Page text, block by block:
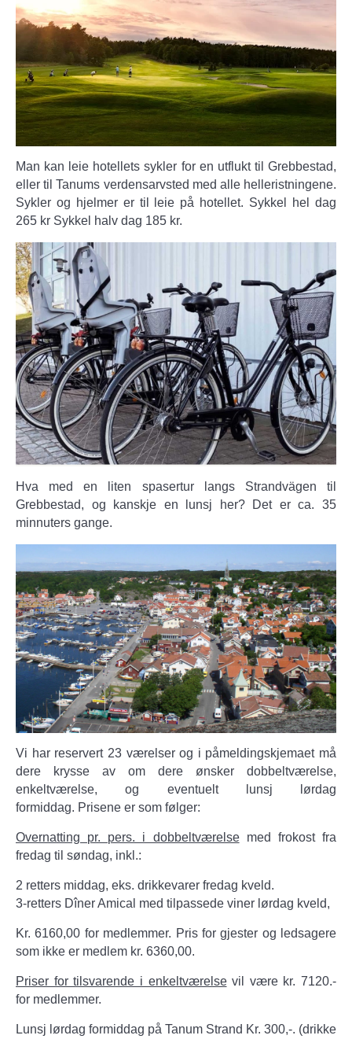
Man kan leie hotellets sykler for en utflukt til Grebbestad,
eller til Tanums verdensarvsted med alle helleristningene.
Sykler og hjelmer er til leie på hotellet. Sykkel hel dag
265 kr Sykkel halv dag 185 kr.
Hva med en liten spasertur langs Strandvägen til
Grebbestad, og kanskje en lunsj her? Det er ca. 35
minnuters gange.
Vi har reservert 23 værelser og i påmeldingskjemaet må
dere krysse av om dere ønsker dobbeltværelse,
enkeltværelse, og eventuelt lunsj lørdag
formiddag. Prisene er som følger:
Overnatting pr. pers. i dobbeltværelsemed frokost fra
fredag til søndag, inkl.:
2 retters middag, eks. drikkevarer fredag kveld.
3-retters Dîner Amical med tilpassede viner lørdag kveld,
Kr. 6160,00 for medlemmer. Pris for gjester og ledsagere
som ikke er medlem kr. 6360,00.
Priser for tilsvarende i enkeltværelsevil være kr. 7120.-
for medlemmer.
Lunsj lørdag formiddag på Tanum Strand Kr. 300,-. (drikke